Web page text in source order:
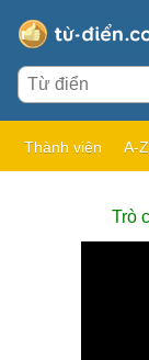
Thành viên A-Z
Trò